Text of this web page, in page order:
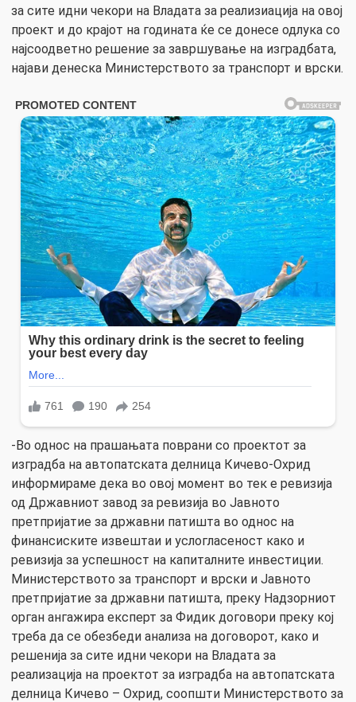
за сите идни чекори на Владата за реализиација на овој
проект и до крајот на годината ќе се донесе одлука со
најсоодветно решение за завршување на изградбата,
најави денеска Министерството за транспорт и врски.
-Во однос на прашањата поврани со проектот за
изградба на автопатската делница Кичево-Охрид
информираме дека во овој момент во тек е ревизија
од Државниот завод за ревизија во Јавното
претпријатие за државни патишта во однос на
финансиските извештаи и услогласеност како и
ревизија за успешност на капиталните инвестиции.
Министерството за транспорт и врски и Јавното
претпријатие за државни патишта, преку Надзорниот
орган ангажира експерт за Фидик договори преку кој
треба да се обезбеди анализа на договорот, како и
решенија за сите идни чекори на Владата за
реализација на проектот за изградба на автопатската
делница Кичево – Охрид, соопшти Министерството за